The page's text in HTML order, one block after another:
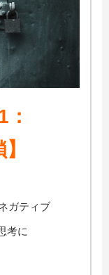
】
ガティブ
考に